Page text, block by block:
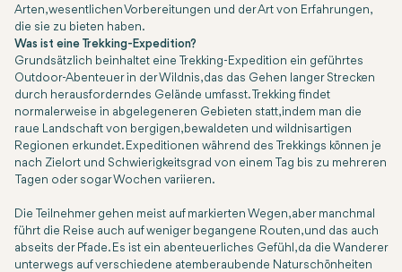
Arten, wesentlichen Vorbereitungen und der Art von Erfahrungen,
die sie zu bieten haben.
Was ist eine Trekking-Expedition?
Grundsätzlich beinhaltet eine Trekking-Expedition ein geführtes
Outdoor-Abenteuer in der Wildnis, das das Gehen langer Strecken
durch herausforderndes Gelände umfasst. Trekking findet
normalerweise in abgelegeneren Gebieten statt, indem man die
raue Landschaft von bergigen, bewaldeten und wildnisartigen
Regionen erkundet. Expeditionen während des Trekkings können je
nach Zielort und Schwierigkeitsgrad von einem Tag bis zu mehreren
Tagen oder sogar Wochen variieren.
Die Teilnehmer gehen meist auf markierten Wegen, aber manchmal
führt die Reise auch auf weniger begangene Routen, und das auch
abseits der Pfade. Es ist ein abenteuerliches Gefühl, da die Wanderer
unterwegs auf verschiedene atemberaubende Naturschönheiten